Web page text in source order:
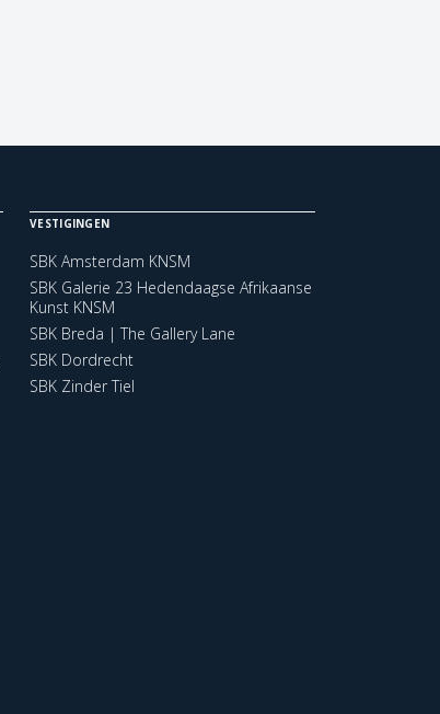
VESTIGINGEN
SBK Amsterdam KNSM
SBK Galerie 23 Hedendaagse Afrikaanse
Kunst KNSM
SBK Breda | The Gallery Lane
SBK Dordrecht
SBK Zinder Tiel